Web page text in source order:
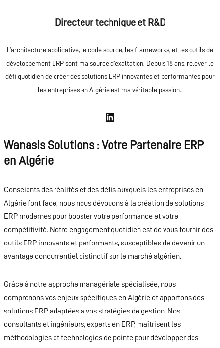
Directeur technique et R&D
L’architecture applicative, le code source, les frameworks, et les outils de
développement ERP sont ma source d’exaltation. Depuis 18 ans, relever le
défi quotidien de créer des solutions ERP innovantes et performantes pour
les entreprises en Algérie est ma véritable passion..
Wanasis Solutions : Votre Partenaire ERP
en Algérie
Conscients des réalités et des défis auxquels les entreprises en
Algérie font face, nous nous dévouons à la création de solutions
ERP modernes pour booster votre performance et votre
compétitivité. Notre engagement quotidien est de vous fournir des
outils ERP innovants et performants, susceptibles de devenir un
avantage concurrentiel distinctif sur le marché algérien.
Grâce à notre approche managériale spécialisée, nous
comprenons vos enjeux spécifiques en Algérie et apportons des
solutions ERP adaptées à vos stratégies de gestion. Nos
consultants et ingénieurs, experts en ERP, maîtrisent les
méthodologies et technologies de pointe pour développer des